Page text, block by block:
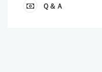
Ｑ＆Ａ